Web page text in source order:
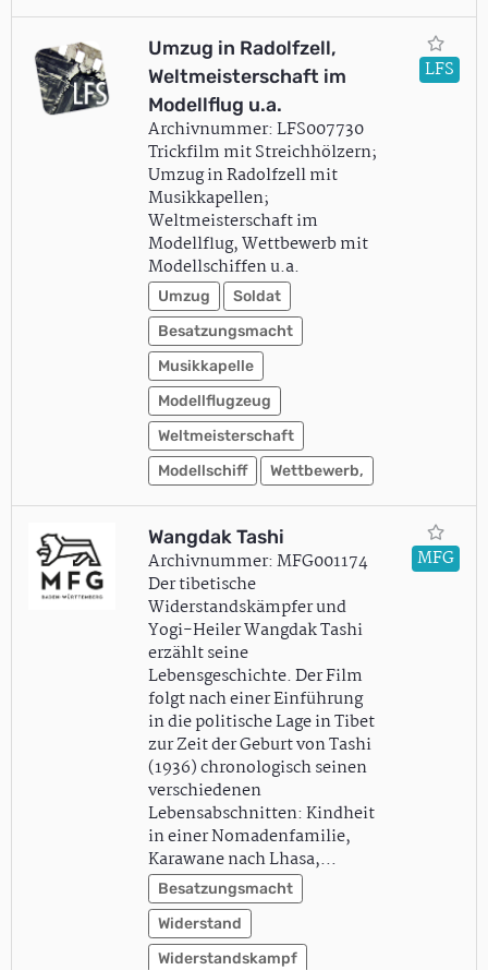
Umzug in Radolfzell,
Weltmeisterschaft im
Modellflug u.a.
Archivnummer: LFS007730
Trickfilm mit Streichhölzern;
Umzug in Radolfzell mit
Musikkapellen;
Weltmeisterschaft im
Modellflug, Wettbewerb mit
Modellschiffen u.a.
Umzug
Soldat
Besatzungsmacht
Musikkapelle
Modellflugzeug
Weltmeisterschaft
Modellschiff
Wettbewerb,
LFS
Wangdak Tashi
Archivnummer: MFG001174
Der tibetische
Widerstandskämpfer und
Yogi-Heiler Wangdak Tashi
erzählt seine
Lebensgeschichte. Der Film
folgt nach einer Einführung
in die politische Lage in Tibet
zur Zeit der Geburt von Tashi
(1936) chronologisch seinen
verschiedenen
Lebensabschnitten: Kindheit
in einer Nomadenfamilie,
Karawane nach Lhasa,…
Besatzungsmacht
Widerstand
Widerstandskampf
MFG